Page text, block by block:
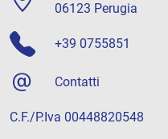
06123 Perugia
+39 0755851
Contatti
C.F./P.Iva 00448820548